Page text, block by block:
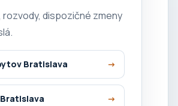
rozvody, dispozičné zmeny
Bratislava